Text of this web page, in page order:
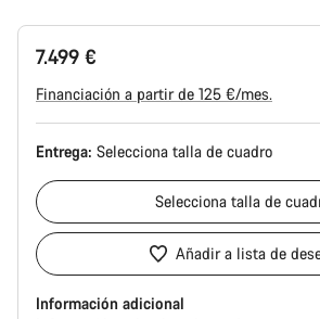
7.499 €
Financiación a partir de 125 €/mes.
Entrega: Selecciona talla de cuadro
Selecciona talla de
Añadir a lista de
Información adicional